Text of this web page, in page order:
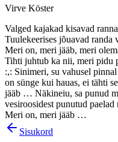
Virve Köster
Valged kajakad kisavad
Tuulekeerises jõuavad randa
Meri on, meri jääb, meri
Tihti juhtub ka nii, meri pidu
:,: Sinimeri, su vahusel
on sünge kui hauas, ei tähti
jääb … Näkineiu, sa punud
vesiroosidest punutud
Meri on, meri jääb …
Sisukord